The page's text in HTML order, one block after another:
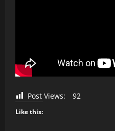
Post Views: 92
Like this: